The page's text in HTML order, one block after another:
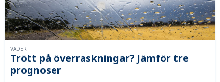
Trött på överraskningar? Jämför tre
prognoser
VÄDER